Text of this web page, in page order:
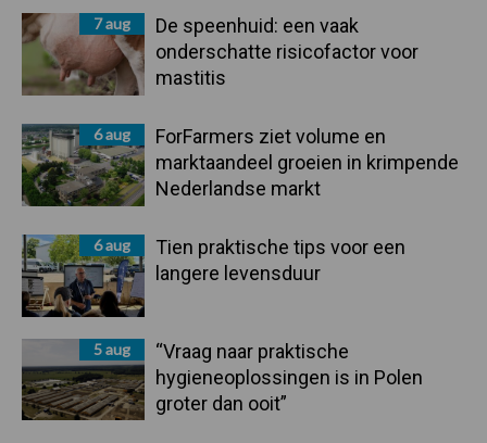
7 aug
De speenhuid: een vaak
onderschatte risicofactor voor
mastitis
6 aug
ForFarmers ziet volume en
marktaandeel groeien in krimpende
Nederlandse markt
6 aug
Tien praktische tips voor een
langere levensduur
5 aug
“Vraag naar praktische
hygieneoplossingen is in Polen
groter dan ooit”